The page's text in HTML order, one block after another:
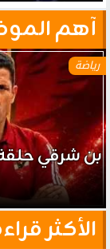
آهم
رياضة
بن شرقي
الأكثر